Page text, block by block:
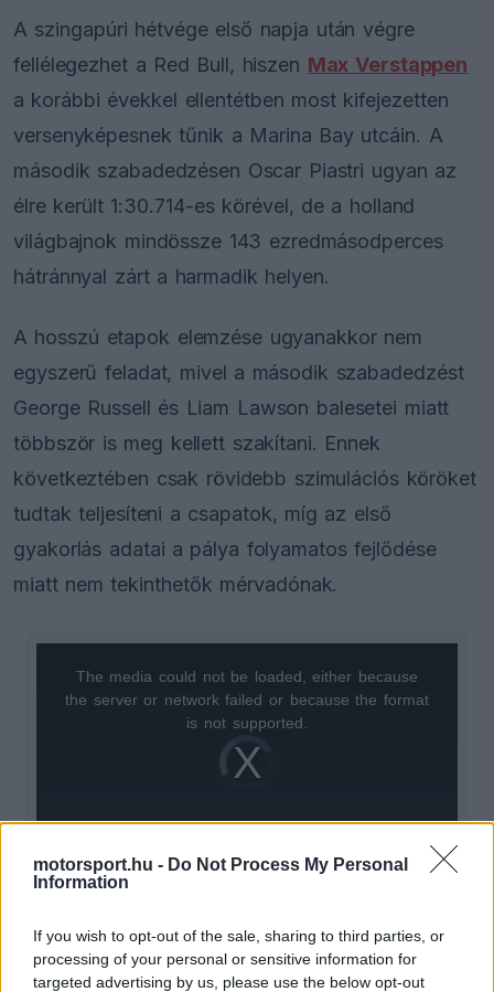
motorsport.hu - Do Not Process My Personal
Information
If you wish to opt-out of the sale, sharing to third parties, or
processing of your personal or sensitive information for
targeted advertising by us, please use the below opt-out
A szingapúri hétvége első napja után végre
fellélegezhet a Red Bull, hiszen Max Verstappen
a korábbi évekkel ellentétben most kifejezetten
versenyképesnek tűnik a Marina Bay utcáin. A
második szabadedzésen Oscar Piastri ugyan az
élre került 1:30.714-es körével, de a holland
világbajnok mindössze 143 ezredmásodperces
hátránnyal zárt a harmadik helyen.
A hosszú etapok elemzése ugyanakkor nem
egyszerű feladat, mivel a második szabadedzést
George Russell és Liam Lawson balesetei miatt
többször is meg kellett szakítani. Ennek
következtében csak rövidebb szimulációs köröket
tudtak teljesíteni a csapatok, míg az első
gyakorlás adatai a pálya folyamatos fejlődése
miatt nem tekinthetők mérvadónak.
Video
Player
loading.
window.
The media could not be loaded, either because
the server or network failed or because the format
is not supported.
Különösen érdekes volt Piastri és Verstappen
közvetlen összevetése. Mindketten a legjobb